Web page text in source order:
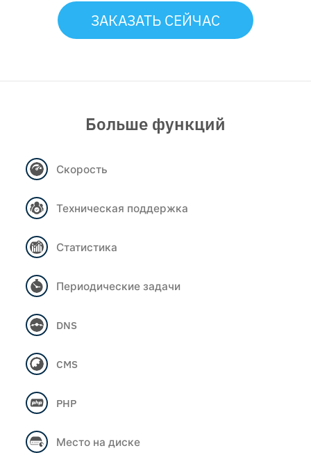
ЗАКАЗАТЬ СЕЙЧАС
Больше функций
Скорость
Техническая поддержка
Статистика
Периодические задачи
DNS
CMS
PHP
Место на диске